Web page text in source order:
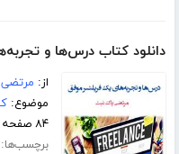
دانلود کتاب درس‌ها و
از:
موضوع:
۸۴ صفحه